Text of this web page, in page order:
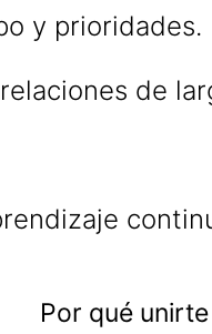
y prioridades.
de
Por qué